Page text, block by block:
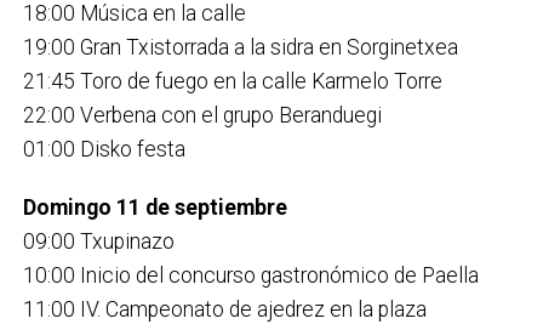
18:00 Música en la calle
19:00 Gran Txistorrada a la sidra en Sorginetxea
21:45 Toro de fuego en la calle Karmelo Torre
22:00 Verbena con el grupo Beranduegi
01:00 Disko festa
Domingo 11 de septiembre
09:00 Txupinazo
10:00 Inicio del concurso gastronómico de Paella
11:00 IV. Campeonato de ajedrez en la plaza